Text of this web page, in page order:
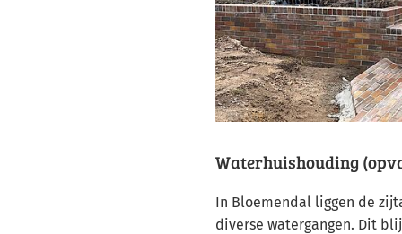
Waterhuishouding
In Bloemendal liggen de
diverse watergangen. Dit